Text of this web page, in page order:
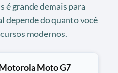
é grande demais para
depende do quanto você
modernos.
Motorola Moto G7